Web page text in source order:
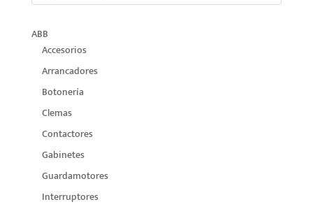
ABB
Accesorios
Arrancadores
Botonería
Clemas
Contactores
Gabinetes
Guardamotores
Interruptores